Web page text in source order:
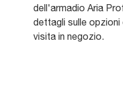
dell'armadio Aria
dettagli sulle opzioni
visita in negozio.